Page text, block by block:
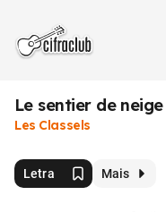
Le sentier de neige
Les Classels
Letra Mais